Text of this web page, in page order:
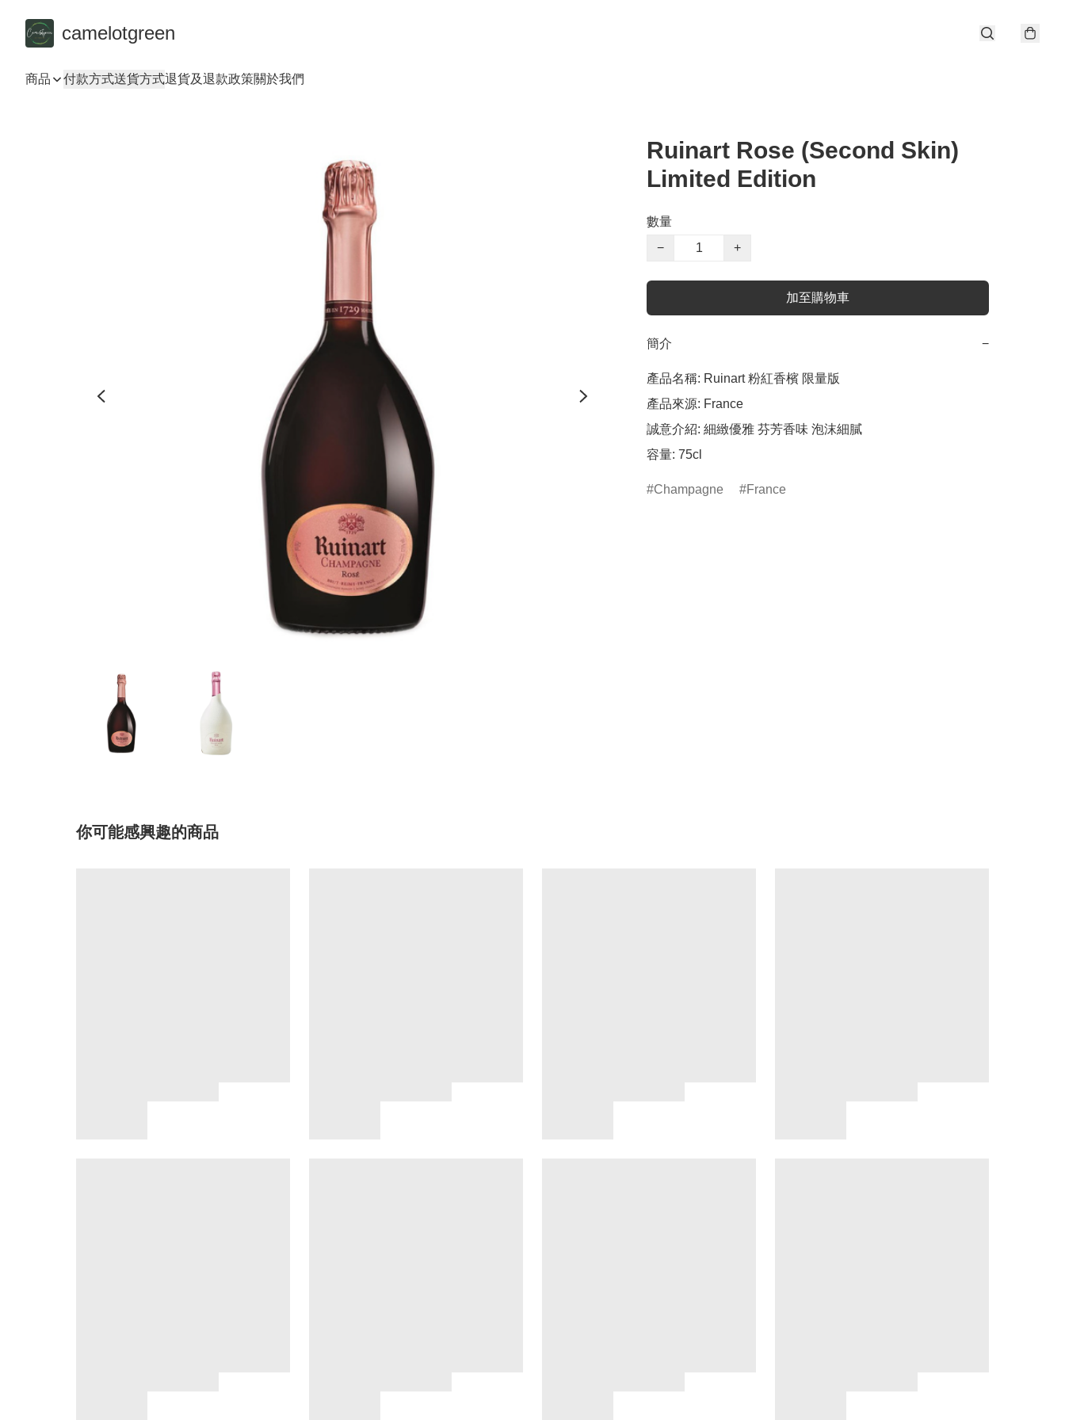
camelotgreen
商品 付款方式送貨方式退貨及退款政策關於我們
Ruinart Rose (Second Skin)
Limited Edition
數量
−
+
加至購物車
簡介 −
產品名稱: Ruinart 粉紅香檳 限量版
產品來源: France
誠意介紹: 細緻優雅 芬芳香味 泡沫細膩
容量: 75cl
Champagne France
你可能感興趣的商品